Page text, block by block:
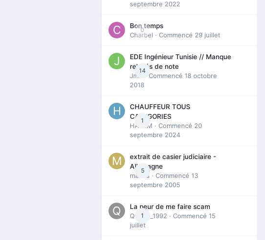
septembre 2022
0
Bon temps
Charbel · Commencé 29 juillet
14
EDE Ingénieur Tunisie // Manque
relevés de note
Jmili
· Commencé 18 octobre
2018
1
CHAUFFEUR TOUS
CATEGORIES
HAZEM · Commencé 20
septembre 2024
5
extrait de casier judiciaire -
Allemagne
maries · Commencé 13
septembre 2005
1
La peur de me faire scam
Queen_1992 · Commencé 15
juillet